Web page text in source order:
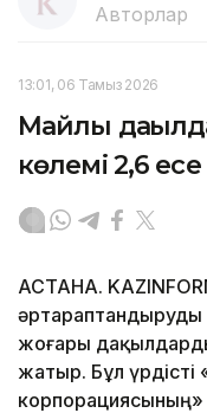
Авторлар
13:01, 06 Тамыз 2026
Майлы
көлемі 2,6
АСТАНА.
әртараптандыруды
жоғары
жатыр. Бұл үрдісті